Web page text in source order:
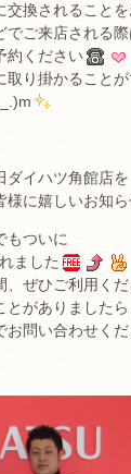
交換されること
ご来店される際
約ください
取り掛かること
ダイハツ角館店を
様に嬉しいお知
もついに
ました
、ぜひご利用く
がありましたら
お問い合わせく